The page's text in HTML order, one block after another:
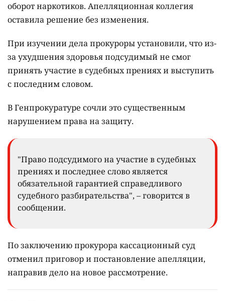
оборот наркотиков. Апелляционная коллегия
оставила решение без изменения.
При изучении дела прокуроры установили, что из-
за ухудшения здоровья подсудимый не смог
принять участие в судебных прениях и выступить
с последним словом.
В Генпрокуратуре сочли это существенным
нарушением права на защиту.
"Право подсудимого на участие в судебных
прениях и последнее слово является
обязательной гарантией справедливого
судебного разбирательства", – говорится в
сообщении.
По заключению прокурора кассационный суд
отменил приговор и постановление апелляции,
направив дело на новое рассмотрение.